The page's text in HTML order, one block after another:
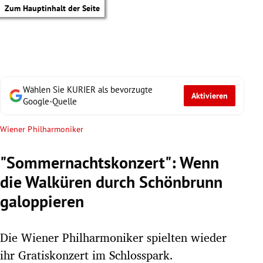
Zum Hauptinhalt der Seite
Wählen Sie KURIER als bevorzugte
Google-Quelle
Aktivieren
Wiener Philharmoniker
"Sommernachtskonzert": Wenn
die Walküren durch Schönbrunn
galoppieren
Die Wiener Philharmoniker spielten wieder
ihr Gratiskonzert im Schlosspark.